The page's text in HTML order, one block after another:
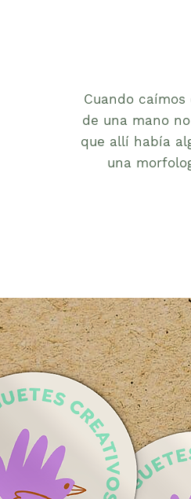
Cuando
de una mano
que allí había
una